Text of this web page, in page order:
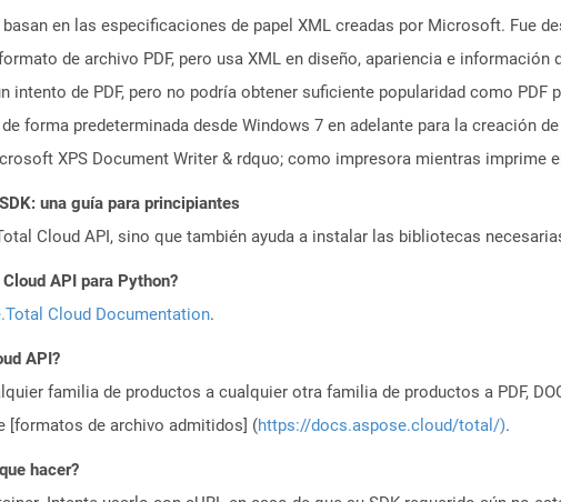
en las especificaciones de papel XML creadas por Microsoft. Fue
de archivo PDF, pero usa XML en diseño, apariencia e información
de PDF, pero no podría obtener suficiente popularidad como PDF
forma predeterminada desde Windows 7 en adelante para la creación de
XPS Document Writer & rdquo; como impresora mientras imprime
una guía para principiantes
Cloud API, sino que también ayuda a instalar las bibliotecas
API para Python?
Cloud Documentation.
API?
familia de productos a cualquier otra familia de productos a PDF,
[formatos de archivo admitidos] (https://docs.aspose.cloud/total/).
hacer?